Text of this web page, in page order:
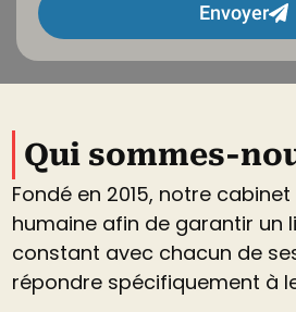
Envoyer
Qui sommes-
Fondé en 2015, notre
humaine afin de garantir un
constant avec chacun de
répondre spécifiquement à